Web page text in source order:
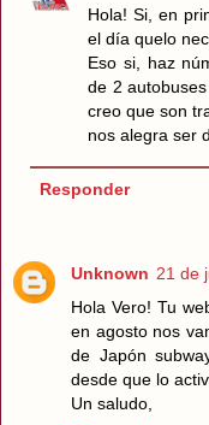
Hola! Si, en
el día quelo
Eso si, haz
de 2
creo que son
nos alegra ser
Responder
Unknown 21 de
Hola Vero! Tu
en agosto nos
de Japón
desde que lo
Un saludo,